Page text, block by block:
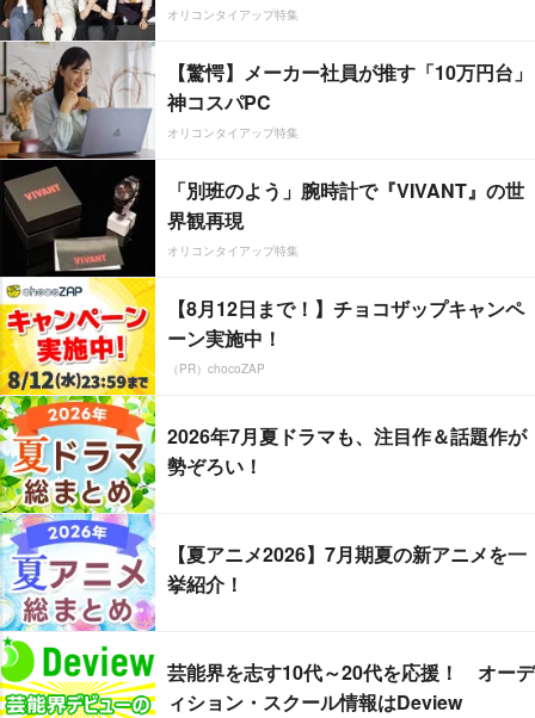
オリコンタイアップ特集
【驚愕】メーカー社員が推す「10万円台」
神コスパPC
オリコンタイアップ特集
「別班のよう」腕時計で『VIVANT』の世
界観再現
オリコンタイアップ特集
【8月12日まで！】チョコザップキャンペ
ーン実施中！
（PR）chocoZAP
2026年7月夏ドラマも、注目作＆話題作が
勢ぞろい！
【夏アニメ2026】7月期夏の新アニメを一
挙紹介！
芸能界を志す10代～20代を応援！ オーデ
ィション・スクール情報はDeview